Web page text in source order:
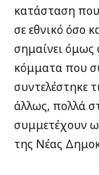
κατάσταση που
σε εθνικό όσο
σημαίνει
κόμματα που
συντελέστηκε
άλλως, πολλά
συμμετέχουν
της Νέας